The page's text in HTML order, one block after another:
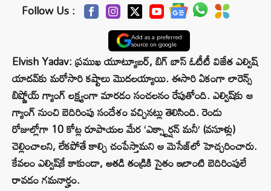
Follow Us :
Add as a preferred
source on google
Elvish Yadav: ప్రముఖ యూట్యూబర్, బిగ్ బాస్ ఓటీటీ విజేత ఎల్విష్
యాదవ్‌కు మరోసారి కష్టాలు మొదలయ్యాయి. ఈసారి ఏకంగా లారెన్స్
బిష్ణోయ్ గ్యాంగ్ లక్ష్యంగా మారడం సంచలనం రేపుతోంది. ఎల్విష్‌కు ఆ
గ్యాంగ్ నుంచి బెదిరింపు సందేశం వచ్చినట్లు తెలిసింది. రెండు
రోజుల్లోగా 10 కోట్ల రూపాయల మేర ‘ఎక్స్టార్షన్ మనీ’ (వసూళ్లు)
చెల్లించాలని, లేకపోతే కాల్చి చంపేస్తామని ఆ మెసేజ్‌లో హెచ్చరించారు.
కేవలం ఎల్విష్‌కే కాకుండా, అతడి తండ్రికి సైతం ఇలాంటి బెదిరింపులే
రావడం గమనార్హం.